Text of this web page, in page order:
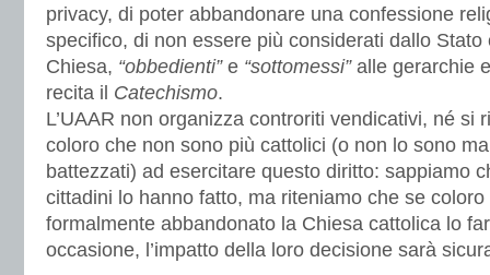
privacy, di poter abbandonare una confessione
specifico, di non essere più considerati dallo
Chiesa, “obbedienti”e “sottomessi”alle gerarchie
recita il Catechismo.
L’UAAR non organizza controriti vendicativi, né si
coloro che non sono più cattolici (o non lo sono
battezzati) ad esercitare questo diritto: sappiamo
cittadini lo hanno fatto, ma riteniamo che se
formalmente abbandonato la Chiesa cattolica lo
occasione, l’impatto della loro decisione sarà